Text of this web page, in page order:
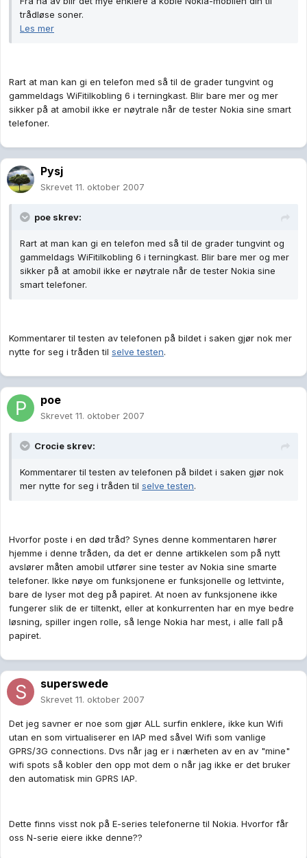
trådløse soner.
Les mer
Rart at man kan gi en telefon med så til de grader tungvint og
gammeldags WiFitilkobling 6 i terningkast. Blir bare mer og mer
sikker på at amobil ikke er nøytrale når de tester Nokia sine smart
telefoner.
Pysj
Skrevet 11. oktober 2007
poe skrev:
Rart at man kan gi en telefon med så til de grader tungvint og
gammeldags WiFitilkobling 6 i terningkast. Blir bare mer og mer
sikker på at amobil ikke er nøytrale når de tester Nokia sine
smart telefoner.
Kommentarer til testen av telefonen på bildet i saken gjør nok mer
nytte for seg i tråden til selve testen.
poe
Skrevet 11. oktober 2007
Crocie skrev:
Kommentarer til testen av telefonen på bildet i saken gjør nok
mer nytte for seg i tråden til selve testen.
Hvorfor poste i en død tråd? Synes denne kommentaren hører
hjemme i denne tråden, da det er denne artikkelen som på nytt
avslører måten amobil utfører sine tester av Nokia sine smarte
telefoner. Ikke nøye om funksjonene er funksjonelle og lettvinte,
bare de lyser mot deg på papiret. At noen av funksjonene ikke
fungerer slik de er tiltenkt, eller at konkurrenten har en mye bedre
løsning, spiller ingen rolle, så lenge Nokia har mest, i alle fall på
papiret.
superswede
Skrevet 11. oktober 2007
Det jeg savner er noe som gjør ALL surfin enklere, ikke kun Wifi
utan en som virtualiserer en IAP med såvel Wifi som vanlige
GPRS/3G connections. Dvs når jag er i nærheten av en av "mine"
wifi spots så kobler den opp mot dem o når jag ikke er det bruker
den automatisk min GPRS IAP.
Dette finns visst nok på E-series telefonerne til Nokia. Hvorfor får
oss N-serie eiere ikke denne??